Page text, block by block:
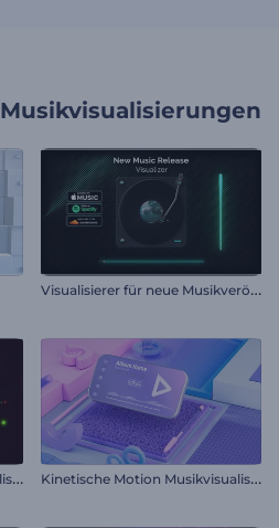
Musikvisualisierungen
V
isualisierer für neue Musikveröffentlichungen
E
thnische Realität Musikvisualisierer K
inetische Motion Musikvisualisierer